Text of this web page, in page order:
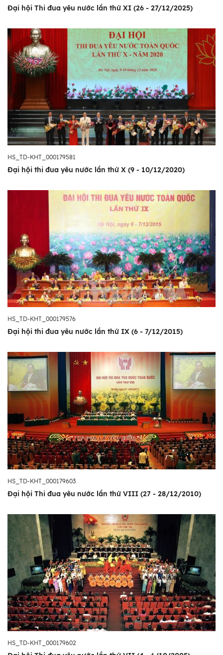
Đại hội Thi đua yêu nước lần thứ XI (26 - 27/12/2025)
HS_TD-KHT_000179581
Đại hội thi đua yêu nước lần thứ X (9 - 10/12/2020)
HS_TD-KHT_000179576
Đại hội thi đua yêu nước lần thứ IX (6 - 7/12/2015)
HS_TD-KHT_000179603
Đại hội Thi đua yêu nước lần thứ VIII (27 - 28/12/2010)
HS_TD-KHT_000179602